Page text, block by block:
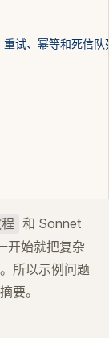
试、幂等和死信
和 Sonnet
开始就把复杂
所以示例问题
要。